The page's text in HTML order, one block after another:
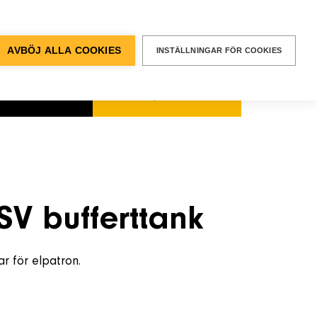
12, Älvsjö
Sök
efter:
bufferttank
för elpatron.
AVBÖJ ALLA COOKIES INSTÄLLNINGAR FÖR COOKIES